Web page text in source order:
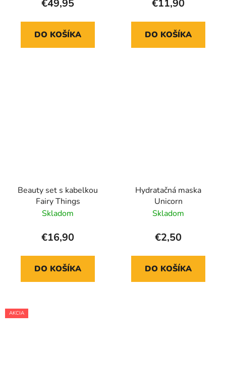
€49,95
DO KOŠÍKA
€11,90
DO KOŠÍKA
Beauty set s kabelkou
Fairy Things
Skladom
€16,90
DO KOŠÍKA
Hydratačná maska
Unicorn
Skladom
€2,50
DO KOŠÍKA
AKCIA